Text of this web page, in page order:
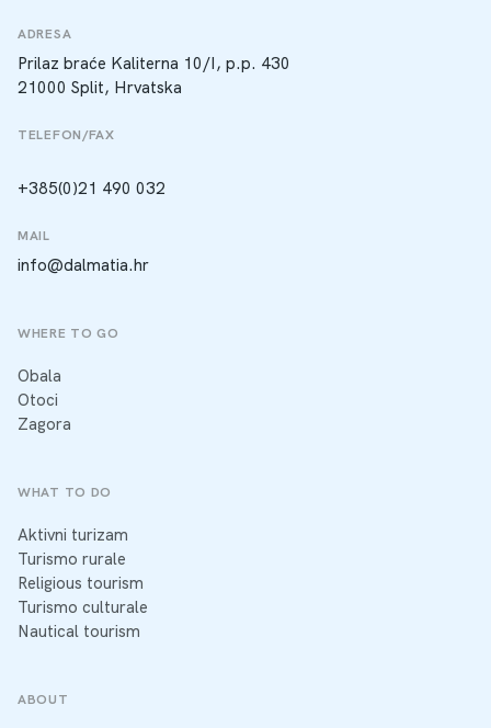
ADRESA
Prilaz braće Kaliterna 10/I, p.p. 430
21000 Split, Hrvatska
TELEFON/FAX
+385(0)21 490 032
MAIL
info@dalmatia.hr
WHERE TO GO
Obala
Otoci
Zagora
WHAT TO DO
Aktivni turizam
Turismo rurale
Religious tourism
Turismo culturale
Nautical tourism
ABOUT